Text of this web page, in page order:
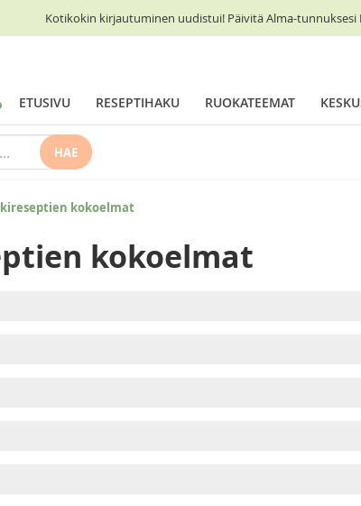
Kotikokin kirjautuminen uudistui! Päivitä Alma-
ETUSIVU RESEPTIHAKU RUOKATEEMAT
HAE
kokoelmat
kokoelmat